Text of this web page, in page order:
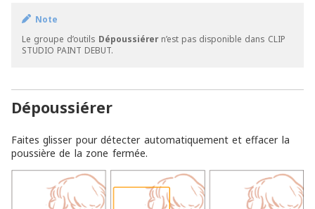
Note
Le groupe d’outils Dépoussiérern’est pas disponible dans CLIP
STUDIO PAINT DEBUT.
Dépoussiérer
Faites glisser pour détecter automatiquement et effacer la
poussière de la zone fermée.